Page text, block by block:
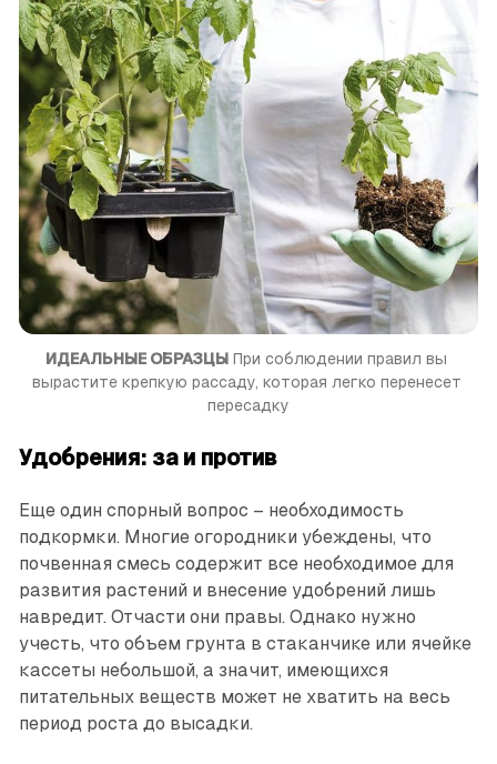
ИДЕАЛЬНЫЕ ОБРАЗЦЫ При соблюдении правил вы
вырастите крепкую рассаду, которая легко перенесет
пересадку
Удобрения: за и против
Еще один спорный вопрос – необходимость
подкормки. Многие огородники убеждены, что
почвенная смесь содержит все необходимое для
развития растений и внесение удобрений лишь
навредит. Отчасти они правы. Однако нужно
учесть, что объем грунта в стаканчике или ячейке
кассеты небольшой, а значит, имеющихся
питательных веществ может не хватить на весь
период роста до высадки.